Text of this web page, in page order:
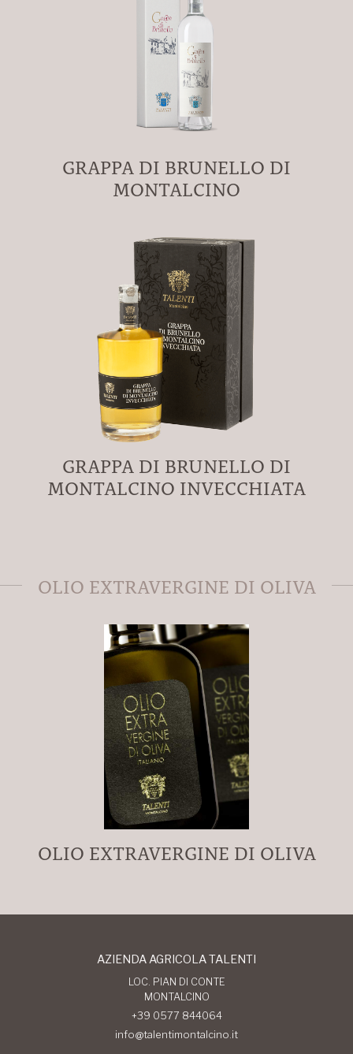
GRAPPA DI BRUNELLO DI
MONTALCINO
GRAPPA DI BRUNELLO DI
MONTALCINO INVECCHIATA
OLIO EXTRAVERGINE DI OLIVA
OLIO EXTRAVERGINE DI OLIVA
AZIENDA AGRICOLA TALENTI
LOC. PIAN DI CONTE
MONTALCINO
+39 0577 844064
info@talentimontalcino.it